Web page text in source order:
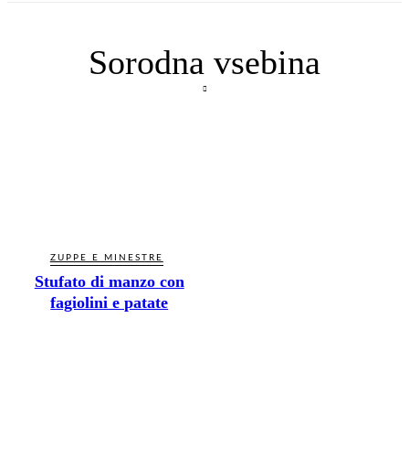
Sorodna vsebina
ZUPPE E MINESTRE
Stufato di manzo con
fagiolini e patate